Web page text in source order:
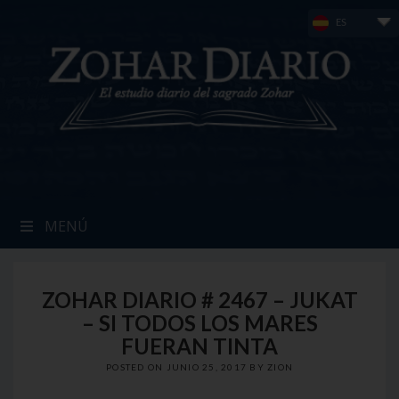
ES
MENÚ
ZOHAR DIARIO # 2467 – JUKAT
– SI TODOS LOS MARES
FUERAN TINTA
POSTED ON JUNIO 25, 2017 BY ZION